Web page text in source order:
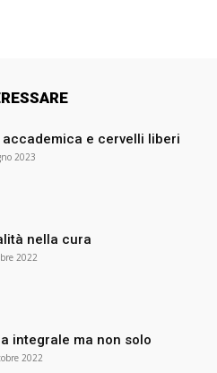
accademica e cervelli liberi
2023
nella cura
2022
integrale ma non solo
2022